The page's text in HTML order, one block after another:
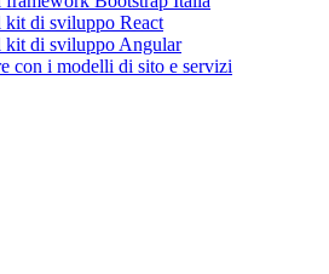
kit di sviluppo React
kit di sviluppo Angular
con i modelli di sito e servizi